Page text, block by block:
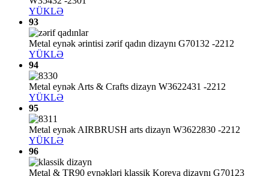
YÜKLƏ
93
Metal eynək ərintisi zərif qadın dizaynı G70132 -2212
YÜKLƏ
94
Metal eynək Arts & Crafts dizayn W3622431 -2212
YÜKLƏ
95
Metal eynək AIRBRUSH arts dizayn W3622830 -2212
YÜKLƏ
96
Metal & TR90 eynəkləri klassik Koreya dizaynı G70123